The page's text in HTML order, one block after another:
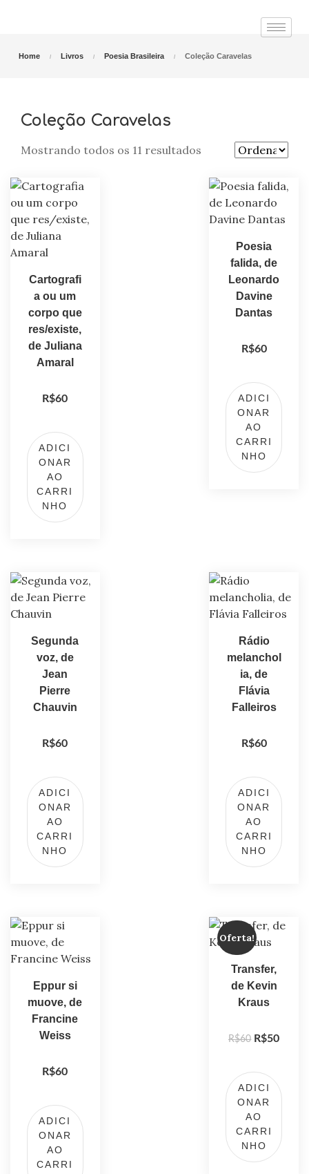
Home Livros Poesia Brasileira Coleção Caravelas
Coleção Caravelas
Mostrando todos os 11 resultados
Cartografi
a ou um
corpo que
res/existe,
de Juliana
Amaral
R$60
ADICI
ONAR
AO
CARRI
NHO
Poesia
falida, de
Leonardo
Davine
Dantas
R$60
ADICI
ONAR
AO
CARRI
NHO
Segunda
voz, de
Jean
Pierre
Chauvin
R$60
ADICI
ONAR
AO
CARRI
NHO
Rádio
melanchol
ia, de
Flávia
Falleiros
R$60
ADICI
ONAR
AO
CARRI
NHO
Eppur si
muove, de
Francine
Weiss
R$60
ADICI
ONAR
AO
CARRI
Oferta!
Transfer,
de Kevin
Kraus
R$60 R$50
ADICI
ONAR
AO
CARRI
NHO